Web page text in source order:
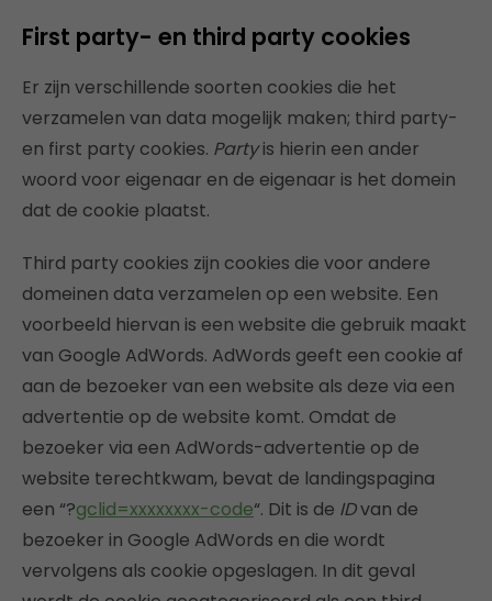
First party- en third party cookies
Er zijn verschillende soorten cookies die het
verzamelen van data mogelijk maken; third party-
en first party cookies. Partyis hierin een ander
woord voor eigenaar en de eigenaar is het domein
dat de cookie plaatst.
Third party cookies zijn cookies die voor andere
domeinen data verzamelen op een website. Een
voorbeeld hiervan is een website die gebruik maakt
van Google AdWords. AdWords geeft een cookie af
aan de bezoeker van een website als deze via een
advertentie op de website komt. Omdat de
bezoeker via een AdWords-advertentie op de
website terechtkwam, bevat de landingspagina
een “?gclid=xxxxxxxx-code“. Dit is de IDvan de
bezoeker in Google AdWords en die wordt
vervolgens als cookie opgeslagen. In dit geval